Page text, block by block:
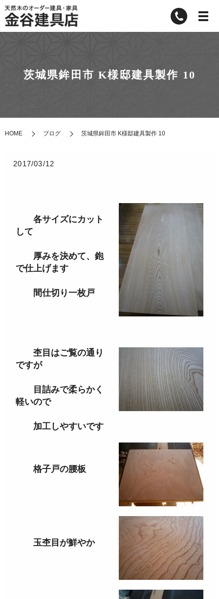
茨城県鉾田市 K様邸建具製作 10
HOME ブログ 茨城県鉾田市 K様邸建具製作 10
2017/03/12
各サイズにカット
して
厚みを決めて、鉋
で仕上げます
間仕切り一枚戸
杢目はご覧の通り
ですが
目詰みで柔らかく
軽いので
加工しやすいです
格子戸の腰板
玉杢目が鮮やか